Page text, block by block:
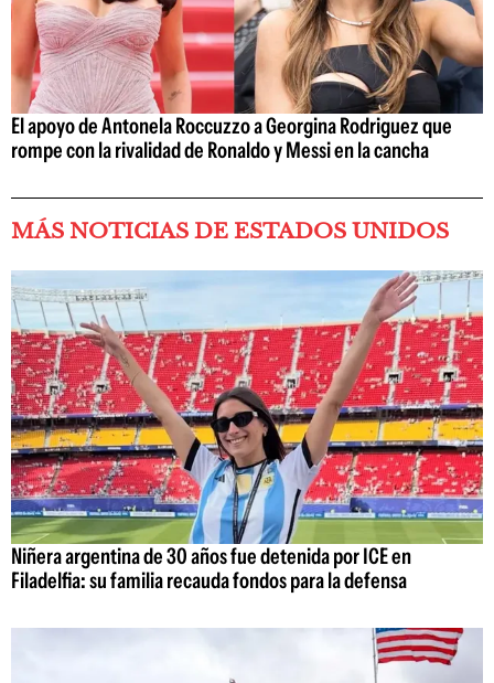
El apoyo de Antonela Roccuzzo a Georgina Rodriguez que
rompe con la rivalidad de Ronaldo y Messi en la cancha
MÁS NOTICIAS DE ESTADOS UNIDOS
Niñera argentina de 30 años fue detenida por ICE en
Filadelfia: su familia recauda fondos para la defensa